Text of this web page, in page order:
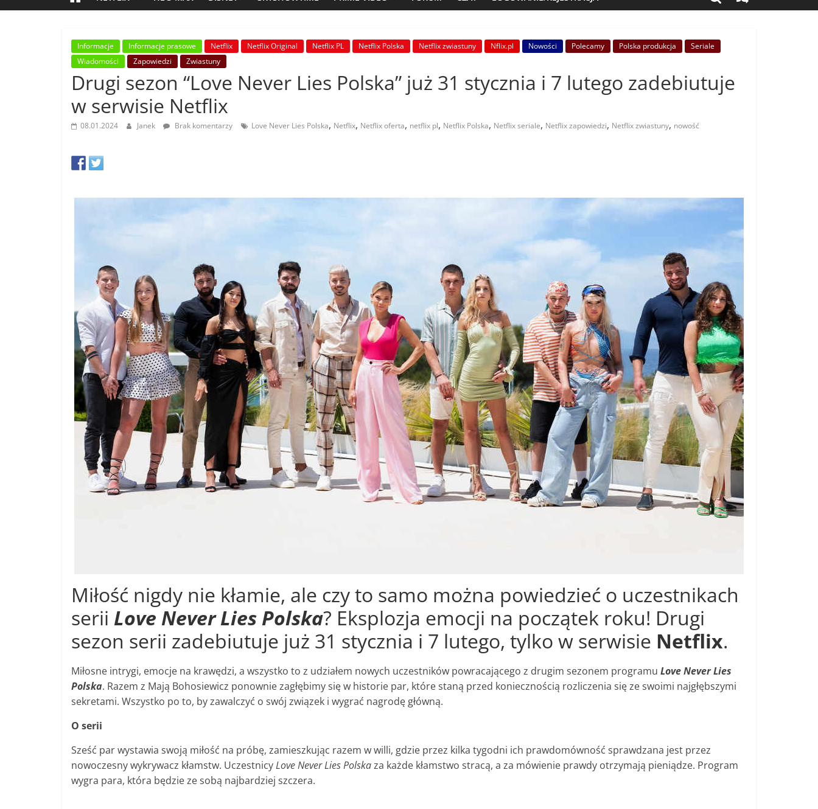
Informacje Informacje prasowe Netflix Netflix Original Netflix PL Netflix Polska Netflix zwiastuny Nflix.pl Nowości Polecamy Polska produkcja
Seriale
Wiadomości
Zapowiedzi Zwiastuny
Drugi sezon “Love Never Lies Polska” już 31 stycznia i 7 lutego zadebiutuje
w serwisie Netflix
08.01.2024 Janek Brak komentarzy Love Never Lies Polska, Netflix, Netflix oferta, netflix pl, Netflix Polska, Netflix seriale, Netflix zapowiedzi, Netflix zwiastuny, nowość
Miłość nigdy nie kłamie, ale czy to samo można powiedzieć o uczestnikach
serii Love Never Lies Polska? Eksplozja emocji na początek roku! Drugi
sezon serii zadebiutuje już 31 stycznia i 7 lutego, tylko w serwisie Netflix.
Miłosne intrygi, emocje na krawędzi, a wszystko to z udziałem nowych uczestników powracającego z drugim sezonem programu Love Never Lies
Polska. Razem z Mają Bohosiewicz ponownie zagłębimy się w historie par, które staną przed koniecznością rozliczenia się ze swoimi najgłębszymi
sekretami. Wszystko po to, by zawalczyć o swój związek i wygrać nagrodę główną.
O serii
Sześć par wystawia swoją miłość na próbę, zamieszkując razem w willi, gdzie przez kilka tygodni ich prawdomówność sprawdzana jest przez
nowoczesny wykrywacz kłamstw. UczestnicyLove Never Lies Polskaza każde kłamstwo stracą, a za mówienie prawdy otrzymają pieniądze. Program
wygra para, która będzie ze sobą najbardziej szczera.